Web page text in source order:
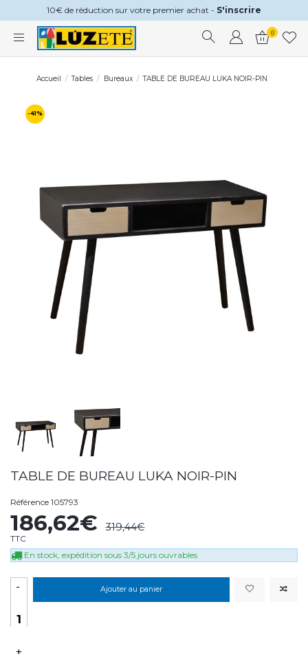
10€ de réduction sur votre premier achat - S'inscrire
0
Accueil Tables Bureaux TABLE DE BUREAU LUKA NOIR-PIN
-41%
TABLE DE BUREAU LUKA NOIR-PIN
Référence 105793
186,62€ 319,44€
TTC
En stock, expédition sous 3/5 jours ouvrables
-
+
Ajouter au panier